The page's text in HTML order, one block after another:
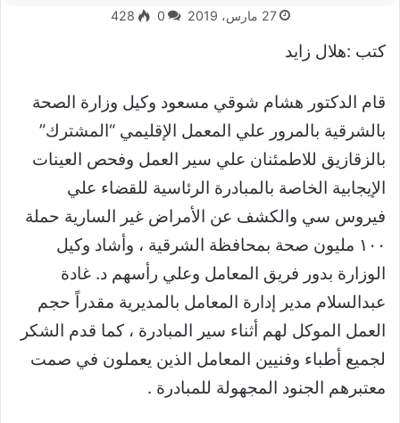
27 مارس، 2019 0
428
كتب :هلال زايد
قام الدكتور هشام شوقي مسعود وكيل وزارة الصحة
بالشرقية بالمرور علي المعمل الإقليمي “المشترك”
بالزقازيق للاطمئنان علي سير العمل وفحص العينات
الإيجابية الخاصة بالمبادرة الرئاسية للقضاء علي
فيروس سي والكشف عن الأمراض غير السارية حملة
١٠٠ مليون صحة بمحافظة الشرقية ، وأشاد وكيل
الوزارة بدور فريق المعامل وعلي رأسهم د. غادة
عبدالسلام مدير إدارة المعامل بالمديرية مقدراً حجم
العمل الموكل لهم أثناء سير المبادرة ، كما قدم الشكر
لجميع أطباء وفنيين المعامل الذين يعملون في صمت
معتبرهم الجنود المجهولة للمبادرة .